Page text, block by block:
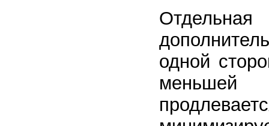
одной
меньшей